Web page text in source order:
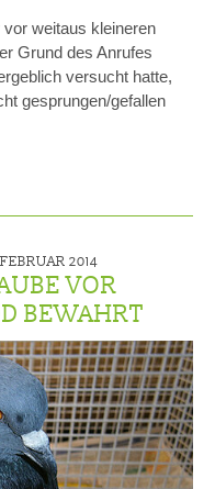
weitaus kleineren
Grund des Anrufes
versucht hatte,
gesprungen/gefallen
FEBRUAR 2014
VOR
BEWAHRT